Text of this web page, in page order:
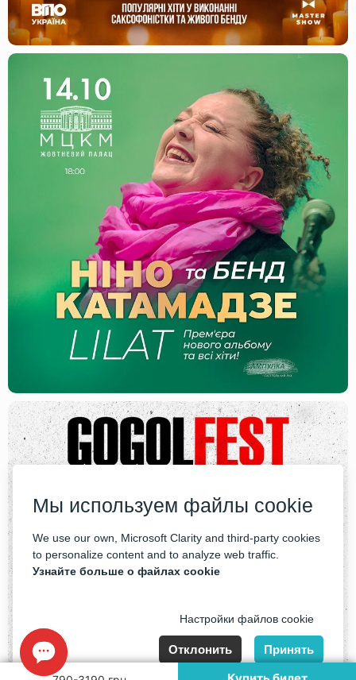
Мы используем файлы cookie
We use our own, Microsoft Clarity and third-party cookies
to personalize content and to analyze web traffic.
Узнайте больше о файлах cookie
Настройки файлов cookie
Отклонить Принять